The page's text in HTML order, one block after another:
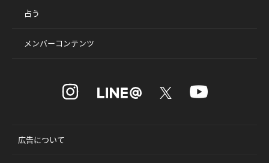
占う
メンバーコンテンツ
広告について